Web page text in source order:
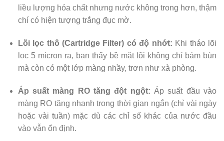
liều lượng hóa chất nhưng nước không trong hơn, thậm
chí có hiện tượng trắng đục mờ.
Lõi lọc thô (Cartridge Filter) có độ nhớt: Khi tháo lõi
lọc 5 micron ra, bạn thấy bề mặt lõi không chỉ bám bùn
mà còn có một lớp màng nhầy, trơn như xà phòng.
Áp suất màng RO tăng đột ngột: Áp suất đầu vào
màng RO tăng nhanh trong thời gian ngắn (chỉ vài ngày
hoặc vài tuần) mặc dù các chỉ số khác của nước đầu
vào vẫn ổn định.